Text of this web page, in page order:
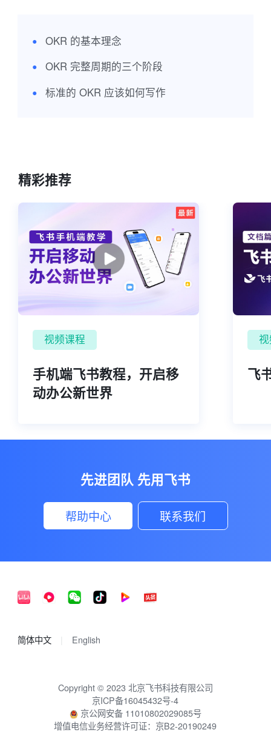
● OKR 的基本理念
● OKR 完整周期的三个阶段
● 标准的 OKR 应该如何写作
精彩推荐
视频课程
手机端飞书教程，开启移
动办公新世界
飞
先进团队 先用飞书
帮助中心 联系我们
简体中文 English
Copyright © 2023 北京飞书科技有限公司
京ICP备16045432号-4
京公网安备 11010802029085号
增值电信业务经营许可证：京B2-20190249